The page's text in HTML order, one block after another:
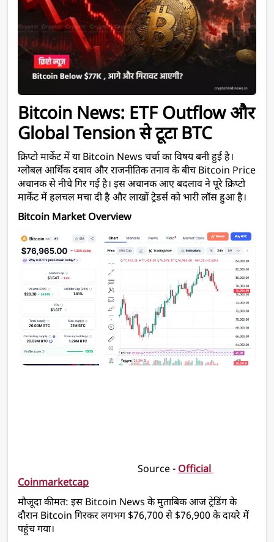
Bitcoin News: ETF Outflow और
Global Tension से टूटा BTC
क्रिप्टो मार्केट में या Bitcoin News चर्चा का विषय बनी हुई है।
ग्लोबल आर्थिक दबाव और राजनीतिक तनाव के बीच Bitcoin Price
अचानक से नीचे गिर गई है। इस अचानक आए बदलाव ने पूरे क्रिप्टो
मार्केट में हलचल मचा दी है और लाखों ट्रेडर्स को भारी लॉस हुआ है।
Bitcoin Market Overview
Source - Official
Coinmarketcap
मौजूदा कीमत: इस Bitcoin News के मुताबिक आज ट्रेडिंग के
दौरान Bitcoin गिरकर लगभग $76,700 से $76,900 के दायरे में
पहुंच गया।